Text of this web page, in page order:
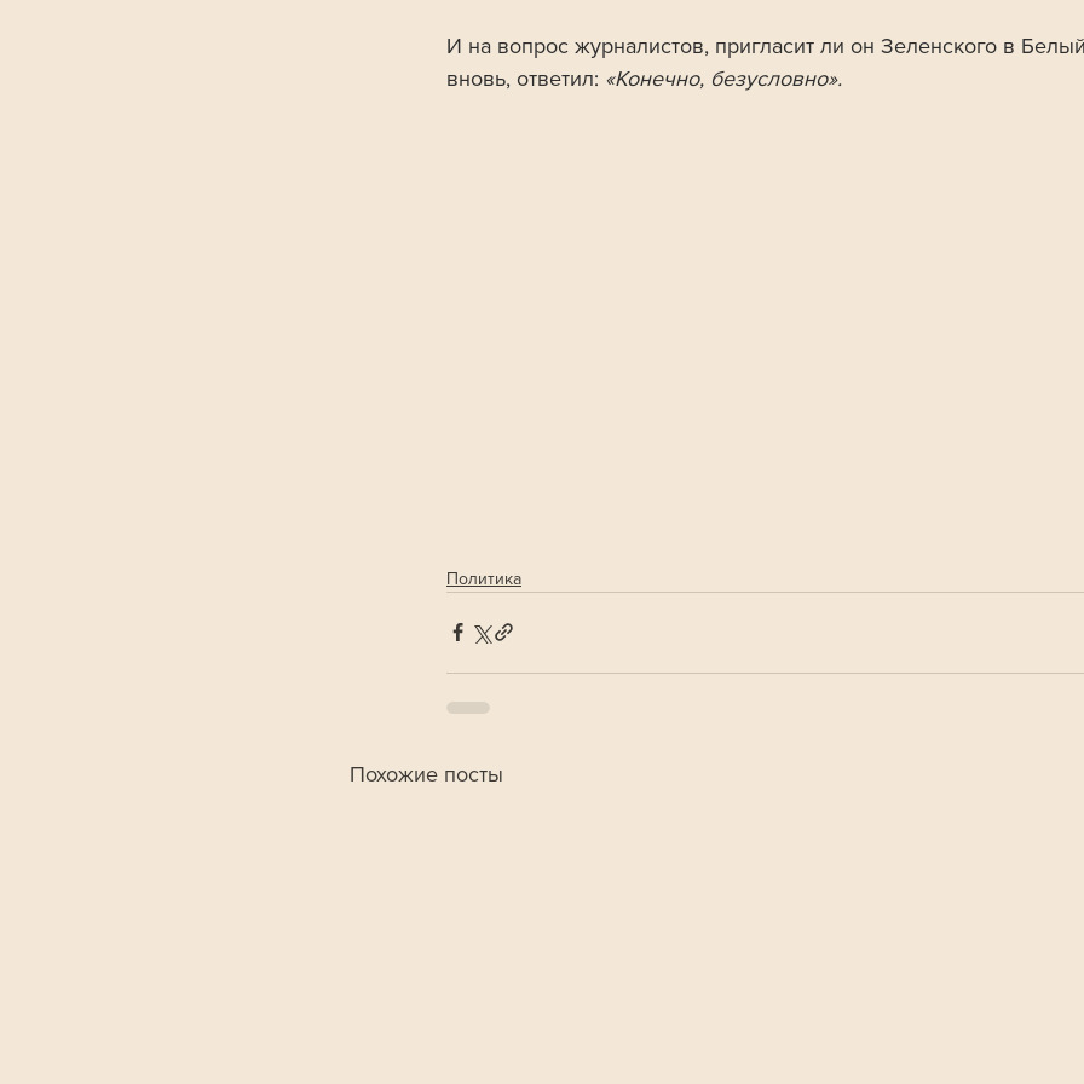
И на вопрос журналистов, пригласит ли он Зеленского в
вновь, ответил: «Конечно, безусловно».
Политика
Похожие посты